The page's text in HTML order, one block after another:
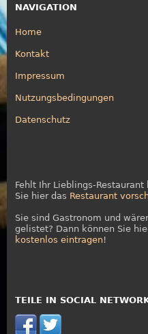
NAVIGATION
Home
Kontakt
Impressum
Nutzungsbedingungen
Datenschutz
Fehlt Ihr Lieblings-Restaurant
Sie hier das Restaurant
Sie sind Gastronom und
gelistet? Dann können Sie
kostenlos eintragen!
TEILE IN SOCIAL